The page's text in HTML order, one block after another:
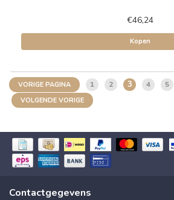
€46,24
Kopen
VORIGE PAGINA 1 2 3 4 5
VOLGENDE VORIGE
Contactgegevens